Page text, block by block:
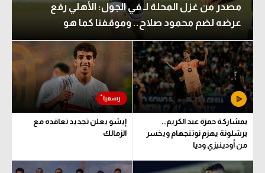
مصدر من غزل المحلة لـ في الجول: الأهلي رفع
عرضه لضم محمود صلاح.. وموقفنا كما هو
بمشاركة حمزة عبد الكريم..
برشلونة يهزم نوتنجهام ويخسر
من أودينيزي وديا
إيشو يعلن تجديد تعاقده مع
الزمالك